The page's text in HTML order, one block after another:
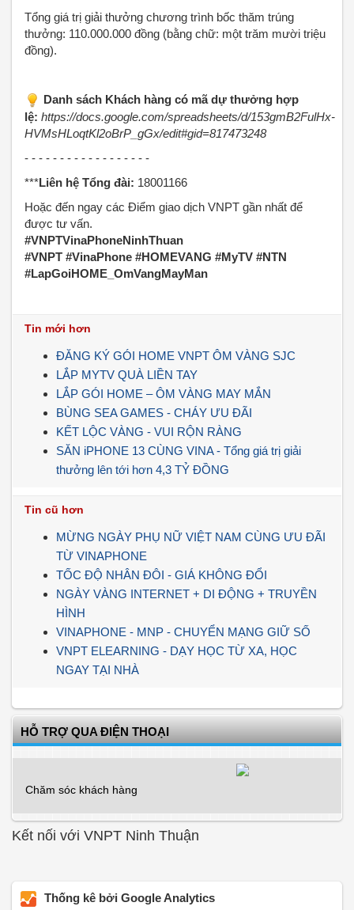
Tổng giá trị giải thưởng chương trình bốc thăm trúng
thưởng: 110.000.000 đồng (bằng chữ: một trăm mười triệu
đồng).
Danh sách Khách hàng có mã dự thưởng hợp
lệ: https://docs.google.com/spreadsheets/d/153gmB2FulHx-
HVMsHLoqtKl2oBrP_gGx/edit#gid=817473248
- - - - - - - - - - - - - - - - - -
***Liên hệ Tổng đài: 18001166
Hoặc đến ngay các Điểm giao dịch VNPT gần nhất để
được tư vấn.
#VNPTVinaPhoneNinhThuan
#VNPT #VinaPhone #HOMEVANG #MyTV #NTN
#LapGoiHOME_OmVangMayMan
Tin mới hơn
ĐĂNG KÝ GÓI HOME VNPT ÔM VÀNG SJC
LẮP MYTV QUÀ LIỀN TAY
LẮP GÓI HOME – ÔM VÀNG MAY MẮN
️BÙNG SEA GAMES - CHÁY ƯU ĐÃI
KẾT LỘC VÀNG - VUI RỘN RÀNG
SĂN iPHONE 13 CÙNG VINA - Tổng giá trị giải
thưởng lên tới hơn 4,3 TỶ ĐỒNG
Tin cũ hơn
MỪNG NGÀY PHỤ NỮ VIỆT NAM CÙNG ƯU ĐÃI
TỪ VINAPHONE
TỐC ĐỘ NHÂN ĐÔI - GIÁ KHÔNG ĐỔI
NGÀY VÀNG INTERNET + DI ĐỘNG + TRUYỀN
HÌNH
VINAPHONE - MNP - CHUYỂN MẠNG GIỮ SỐ
VNPT ELEARNING - DẠY HỌC TỪ XA, HỌC
NGAY TẠI NHÀ
HỖ TRỢ QUA ĐIỆN THOẠI
Chăm sóc khách hàng
Kết nối với VNPT Ninh Thuận
Thống kê bởi Google Analytics